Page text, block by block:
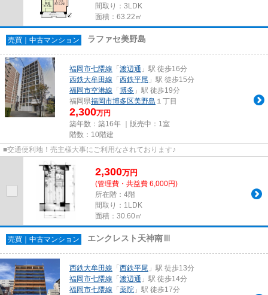
間取り：3LDK
面積：63.22㎡
売買｜中古マンション ラファセ美野島
福岡市七隈線 「 渡辺通 」駅 徒歩16分
西鉄大牟田線 「 西鉄平尾 」駅 徒歩15分
福岡市空港線 「 博多 」駅 徒歩19分
福岡県福岡市博多区美野島 １丁目
2,300万円
築年数：築16年 ｜販売中： 1室
階数：10階建
■交通便利地！売主様大事にご利用なされております♪
2,300万円
(管理費・共益費 6,000円)
所在階：4階
間取り：1LDK
面積：30.60㎡
売買｜中古マンション エンクレスト天神南Ⅲ
西鉄大牟田線 「 西鉄平尾 」駅 徒歩13分
福岡市七隈線 「 渡辺通 」駅 徒歩14分
福岡市七隈線 「 薬院 」駅 徒歩17分